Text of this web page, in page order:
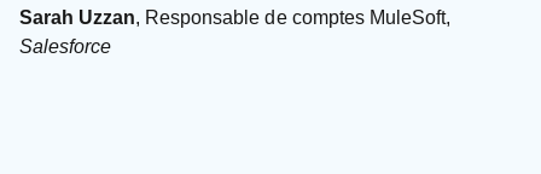
Sarah Uzzan, Responsable de comptes MuleSoft,
Salesforce